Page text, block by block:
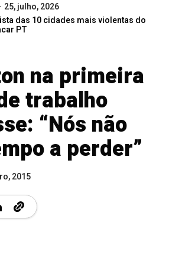
25, julho, 2026
das 10 cidades mais violentas do
PT
na primeira
trabalho
“Nós não
a perder”
2015